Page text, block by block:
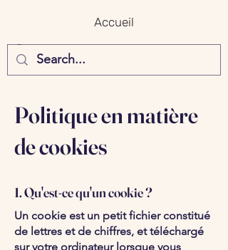
Accueil
Politique en matière
de cookies
1. Qu'est-ce qu'un cookie ?
Un cookie est un petit fichier constitué
de lettres et de chiffres, et téléchargé
sur votre ordinateur lorsque vous